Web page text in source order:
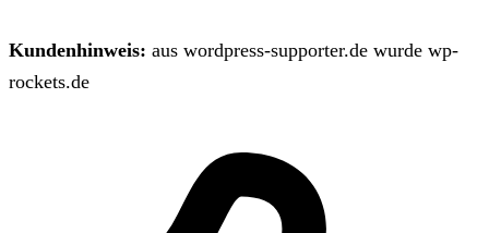
Kundenhinweis: aus wordpress-supporter.de wurde wp-
rockets.de